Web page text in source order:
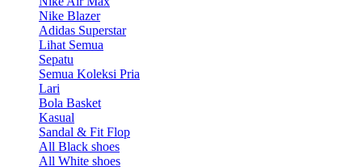
Nike Blazer
Adidas Superstar
Lihat Semua
Sepatu
Semua Koleksi Pria
Lari
Bola Basket
Kasual
Sandal & Fit Flop
All Black shoes
All White shoes